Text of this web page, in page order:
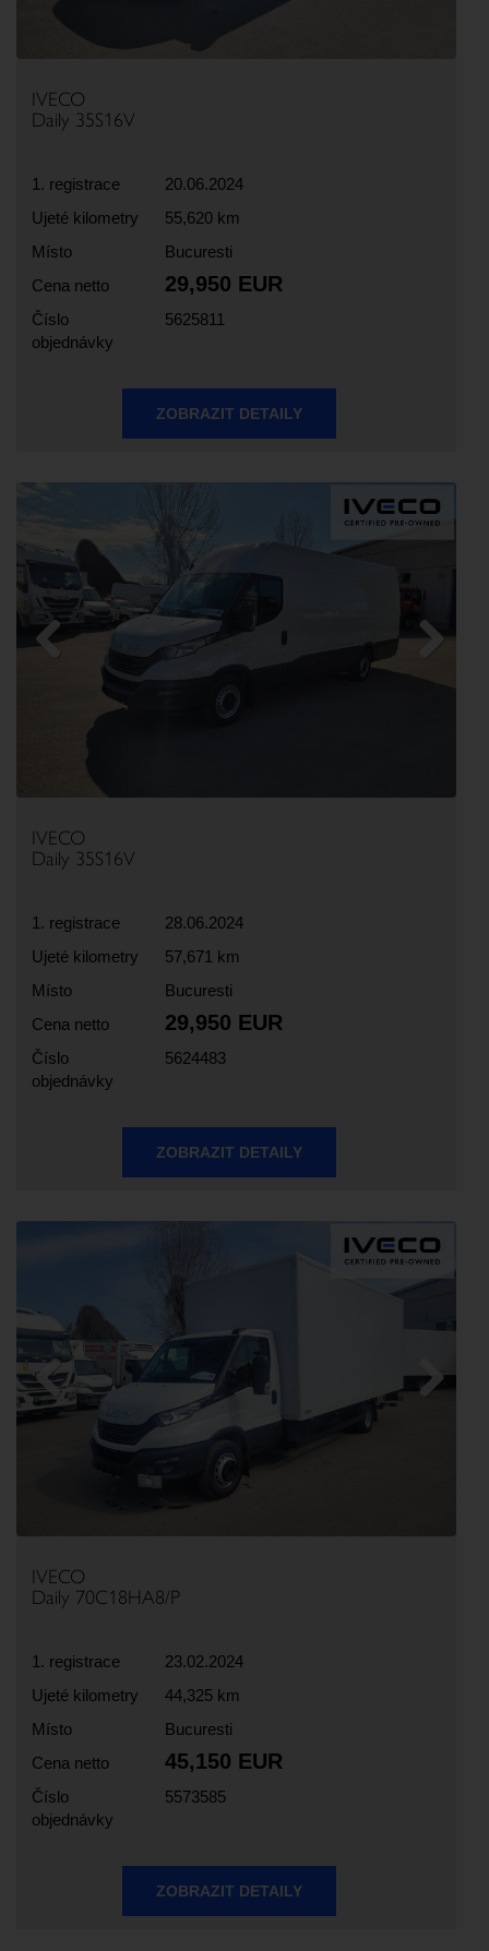
IVECO
Daily 35S16V
1. registrace
20.06.2024
Ujeté kilometry
55,620 km
Místo
Bucuresti
Cena netto
29,950 EUR
Číslo
objednávky
5625811
ZOBRAZIT DETAILY
IVECO
Daily 35S16V
1. registrace
28.06.2024
Ujeté kilometry
57,671 km
Místo
Bucuresti
Cena netto
29,950 EUR
Číslo
objednávky
5624483
ZOBRAZIT DETAILY
Previous
IVECO
Daily 70C18HA8/P
1. registrace
23.02.2024
Ujeté kilometry
44,325 km
Místo
Bucuresti
Cena netto
45,150 EUR
Číslo
objednávky
5573585
ZOBRAZIT DETAILY